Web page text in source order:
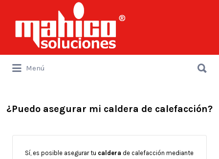
por:
Menú
por:
¿Puedo asegurar mi caldera de calefacción?
Sí, es posible asegurar tu caldera de calefacción mediante